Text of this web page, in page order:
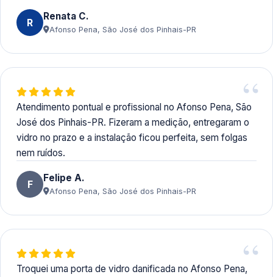
R Renata C.
Afonso Pena, São José dos Pinhais-PR
Atendimento pontual e profissional no Afonso Pena, São
José dos Pinhais-PR. Fizeram a medição, entregaram o
vidro no prazo e a instalação ficou perfeita, sem folgas
nem ruídos.
F Felipe A.
Afonso Pena, São José dos Pinhais-PR
Troquei uma porta de vidro danificada no Afonso Pena,